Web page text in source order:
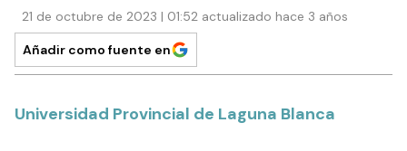
21 de octubre de 2023 | 01:52 actualizado hace 3 años
Añadir como fuente en
Universidad Provincial de Laguna Blanca